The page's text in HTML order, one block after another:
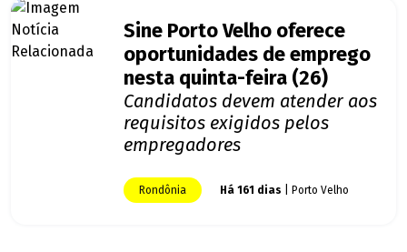
Sine Porto Velho oferece
oportunidades de emprego
nesta quinta-feira (26)
Candidatos devem atender aos
requisitos exigidos pelos
empregadores
Rondônia Há 161 dias | Porto Velho